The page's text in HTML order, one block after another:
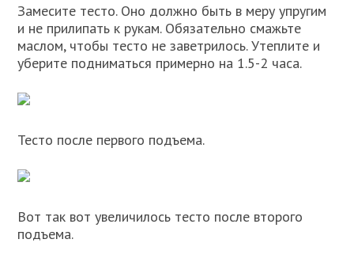
Замесите тесто. Оно должно быть в меру упругим
и не прилипать к рукам. Обязательно смажьте
маслом, чтобы тесто не заветрилось. Утеплите и
уберите подниматься примерно на 1.5-2 часа.
Тесто после первого подъема.
Вот так вот увеличилось тесто после второго
подъема.